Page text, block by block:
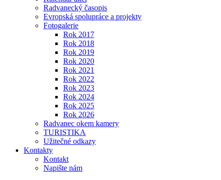
Radvanecký časopis
Evropská spolupráce a projekty
Fotogalerie
Rok 2017
Rok 2018
Rok 2019
Rok 2020
Rok 2021
Rok 2022
Rok 2023
Rok 2024
Rok 2025
Rok 2026
Radvanec okem kamery
TURISTIKA
Užitečné odkazy
Kontakty
Kontakt
Napište nám